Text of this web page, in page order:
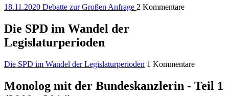
18.11.2020 Debatte zur Großen Anfrage 2 Kommentare
Die SPD im Wandel der
Legislaturperioden
Die SPD im Wandel der Legislaturperioden 1 Kommentare
Monolog mit der Bundeskanzlerin - Teil 1